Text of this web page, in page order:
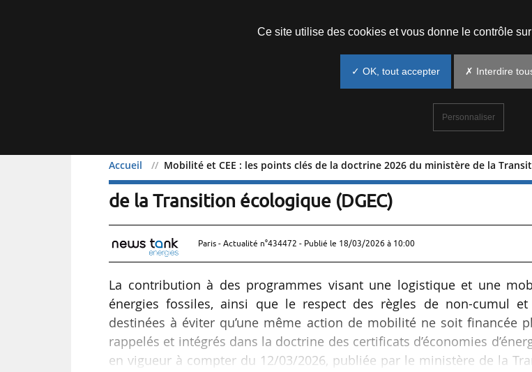
Accueil Mobilité et CEE : les points clés de la doctrine 2026 du ministère de la
Mobilité et CEE : les points clés de la doctrine
de la Transition écologique (DGEC)
Paris - Actualité n°434472 - Publié le 18/03/2026 à 10:00
La contribution à des programmes visant une logistique et une
énergies fossiles, ainsi que le respect des règles de non-cumul
destinées à éviter qu’une même action de mobilité ne soit financée
rappelés et intégrés dans la doctrine des certificats d’économies
en vigueur à compter du 12/03/2026, publiée par le ministère de la
Ce site utilise des cookies et vous donne le contrôle
✓ OK, tout accepter ✗ Interdire
Personnaliser